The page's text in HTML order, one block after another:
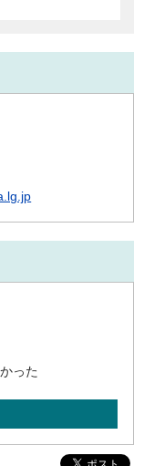
った